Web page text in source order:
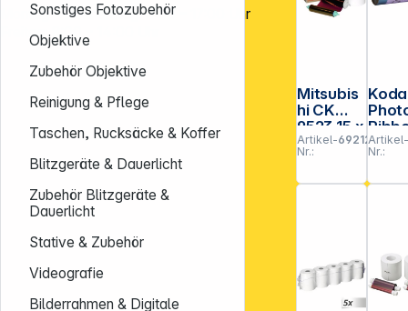
Sonstiges Fotozubehör
Objektive
Zubehör Objektive
Reinigung & Pflege
Taschen, Rucksäcke & Koffer
Blitzgeräte & Dauerlicht
Zubehör Blitzgeräte &
Dauerlicht
Stative & Zubehör
Videografie
Bilderrahmen & Digitale
Mitsubis
hi CK
9523 15 x
23
Artikel-
Nr.:
692123
00 6 R
Artikel-
Nr.:
Montag – Donnerstag: 8:00 – 17:00 Uhr
Freitag: 8:00 – 14:00 Uhr